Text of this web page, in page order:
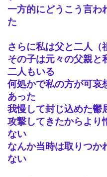
一方的にどうこう言わ
た
さらに私は父と二人（
その子は元々の父親と
二人もいる
何処かで私の方が可哀
あった
我慢して封じ込めた鬱
攻撃してきたからより
ない
なんか当時は取りつか
ない